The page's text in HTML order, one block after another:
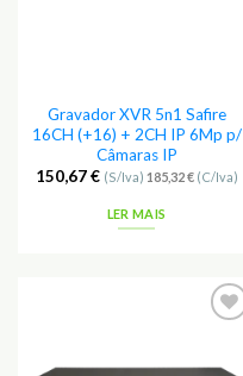
Gravador XVR 5n1 Safire
16CH (+16) + 2CH IP 6Mp p/
Câmaras IP
150,67€ (S/Iva) 185,32€(C/Iva)
LER MAIS
Favoritos